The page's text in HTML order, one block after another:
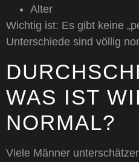
Alter
Wichtig ist: Es gibt keine
Unterschiede sind völlig
AS IST
ORMAL?
Viele Männer